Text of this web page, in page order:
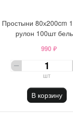
Простыни 80х200cm
рулон 100шт
990 ₽
шт
В корзину